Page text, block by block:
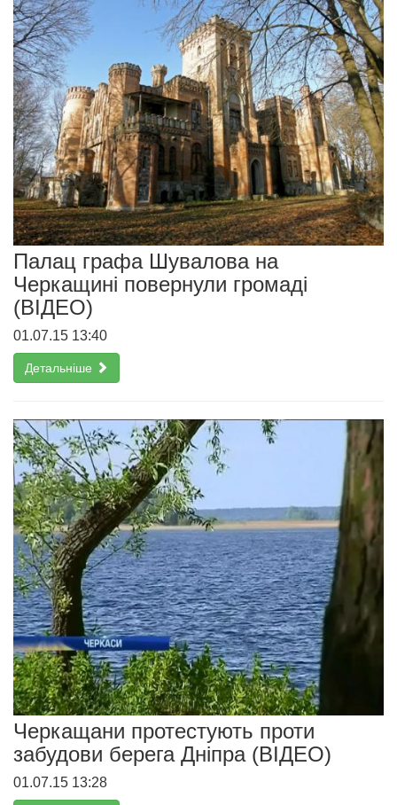
Палац графа Шувалова на
Черкащині повернули громаді
(ВІДЕО)
01.07.15 13:40
Детальніше
Черкащани протестують проти
забудови берега Дніпра (ВІДЕО)
01.07.15 13:28